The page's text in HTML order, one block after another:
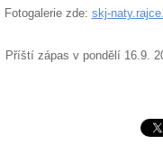
Fotogalerie zde: skj-
Příští zápas v pondělí 16.9.